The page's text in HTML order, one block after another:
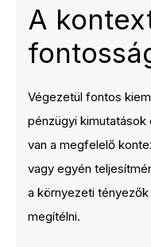
A
Végezetül fontos
pénzügyi
van a megfelelő
vagy egyén
a környezeti
megítélni.